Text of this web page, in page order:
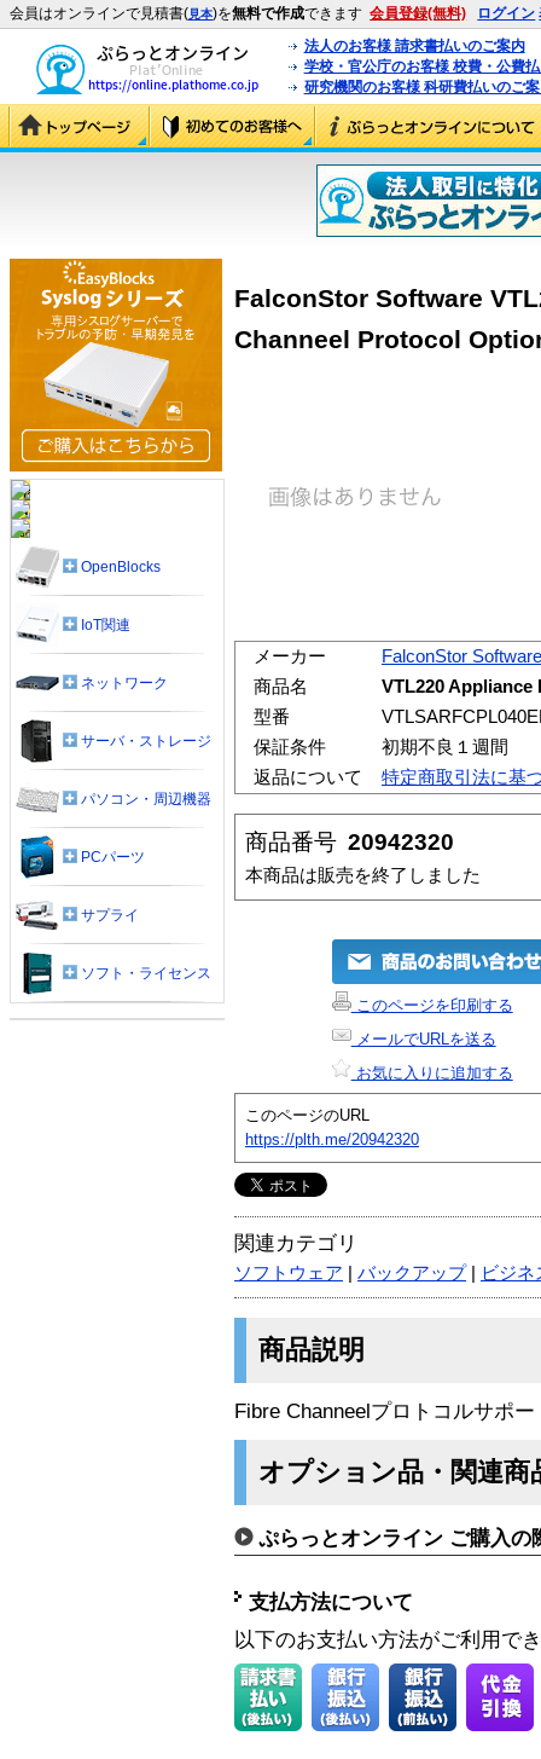
会員はオンラインで見積書(見本)を無料で作成できます 会員登録(無料) ログイン
法人のお客様 請求書払いのご案内
学校・官公庁のお客様 校費・公費
研究機関のお客様 科研費払いのご
FalconStor Software
Channeel Protocol
メーカー
FalconStor Software
商品名
VTL220
型番
保証条件
初期不良１週間
返品について
特定商取引法に基
商品番号 20942320
本商品は販売を終了しました
このページを印刷する
メールでURLを送る
お気に入りに追加する
このページのURL
https://plth.me/20942320
関連カテゴリ
ソフトウェア バックアップ| ビジネ
商品説明
Fibre Channeelプロトコルサポー
オプション品・関連商
ぷらっとオンライン ご購入の
支払方法について
以下のお支払い方法がご利用で
OpenBlocks
IoT関連
ネットワーク
サーバ・ストレージ
パソコン・周辺機器
PCパーツ
サプライ
ソフト・ライセンス